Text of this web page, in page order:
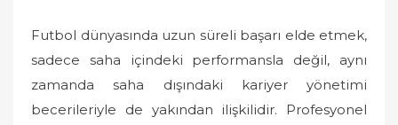
Futbol dünyasında uzun süreli başarı elde etmek,
sadece saha içindeki performansla değil, aynı
zamanda saha dışındaki kariyer yönetimi
becerileriyle de yakından ilişkilidir. Profesyonel